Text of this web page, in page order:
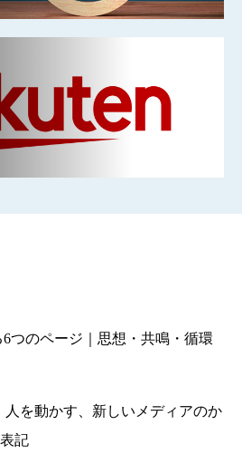
6つのページ｜思想・共鳴・循環
を動かす、新しいメディアのか
記